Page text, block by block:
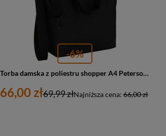
-6%
Torba damska z poliestru shopper A4 Peterson TZ15605D duża czarna
66,00 zł Najniższa cena:66,00 zł
69,99 zł